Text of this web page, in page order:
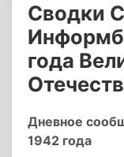
Сводки
года
Дневное
1942 года